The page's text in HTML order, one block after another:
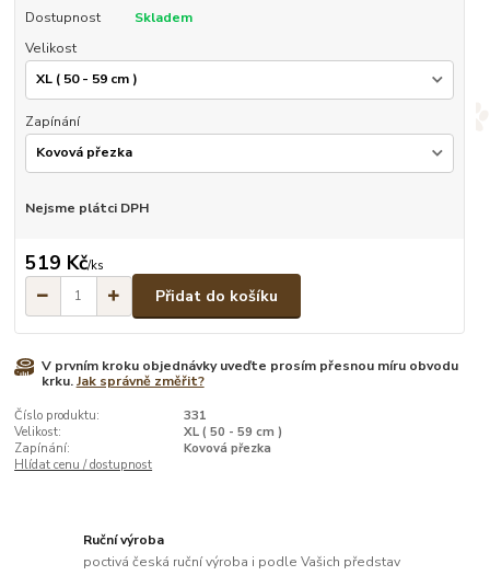
Dostupnost
Skladem
Velikost
Zapínání
Nejsme plátci DPH
519 Kč/ks
Přidat do košíku
V prvním kroku objednávky uveďte prosím přesnou míru obvodu
krku.Jak správně změřit?
Číslo produktu:
331
Velikost:
XL ( 50 - 59 cm )
Zapínání:
Kovová přezka
Hlídat cenu / dostupnost
Ruční výroba
poctivá česká ruční výroba i podle Vašich představ